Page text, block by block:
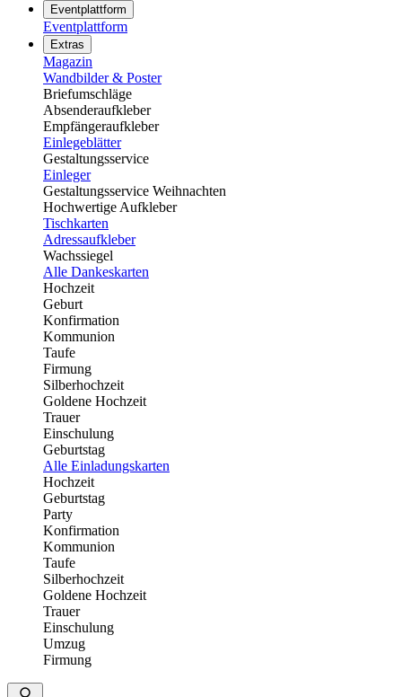
Eventplattform
Eventplattform
Extras
Magazin
Wandbilder & Poster
Briefumschläge
Absenderaufkleber
Empfängeraufkleber
Einlegeblätter
Gestaltungsservice
Einleger
Gestaltungsservice Weihnachten
Hochwertige Aufkleber
Tischkarten
Adressaufkleber
Wachssiegel
Alle Dankeskarten
Hochzeit
Geburt
Konfirmation
Kommunion
Taufe
Firmung
Silberhochzeit
Goldene Hochzeit
Trauer
Einschulung
Geburtstag
Alle Einladungskarten
Hochzeit
Geburtstag
Party
Konfirmation
Kommunion
Taufe
Silberhochzeit
Goldene Hochzeit
Trauer
Einschulung
Umzug
Firmung